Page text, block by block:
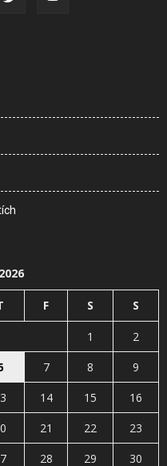
F S S
1
2
7 8
9
14 15
16
21 22
23
28 29 30